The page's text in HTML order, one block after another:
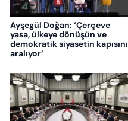
Ayşegül Doğan: ‘Çerçeve
yasa, ülkeye dönüşün ve
demokratik siyasetin kapısını
aralıyor’